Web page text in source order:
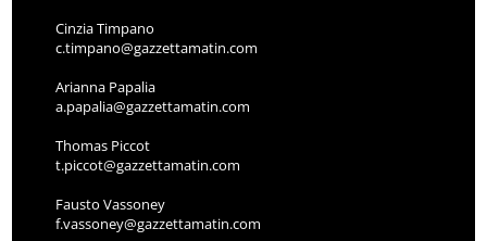
Cinzia Timpano
c.timpano@gazzettamatin.com
Arianna Papalia
a.papalia@gazzettamatin.com
Thomas Piccot
t.piccot@gazzettamatin.com
Fausto Vassoney
f.vassoney@gazzettamatin.com